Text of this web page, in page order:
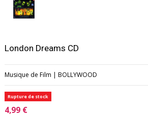
London Dreams CD
Musique de Film | BOLLYWOOD
Rupture de stock
4,99 €